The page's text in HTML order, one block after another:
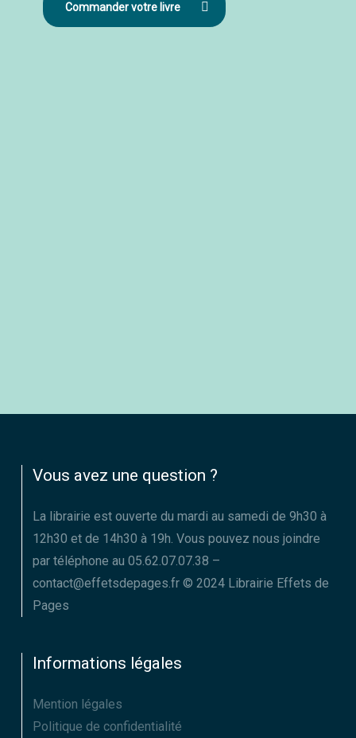
Commander votre livre
Vous avez une question ?
La librairie est ouverte du mardi au samedi de 9h30 à
12h30 et de 14h30 à 19h. Vous pouvez nous joindre
par téléphone au 05.62.07.07.38 –
contact@effetsdepages.fr © 2024 Librairie Effets de
Pages
Informations légales
Mention légales
Politique de confidentialité